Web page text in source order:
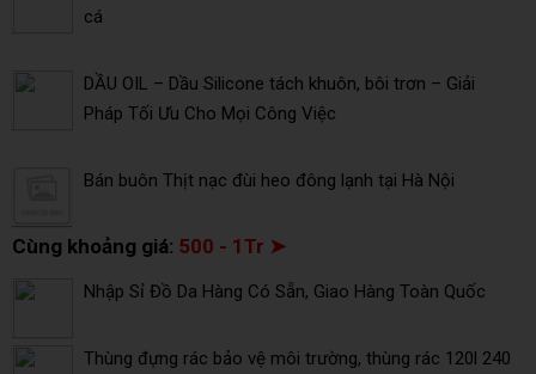
cá
DẦU OIL – Dầu Silicone tách khuôn, bôi trơn – Giải
Pháp Tối Ưu Cho Mọi Công Việc
Bán buôn Thịt nạc đùi heo đông lạnh tại Hà Nội
Cùng khoảng giá: 500 - 1Tr ➤
Nhập Sỉ Đồ Da Hàng Có Sẵn, Giao Hàng Toàn Quốc
Thùng đựng rác bảo vệ môi trường, thùng rác 120l 240